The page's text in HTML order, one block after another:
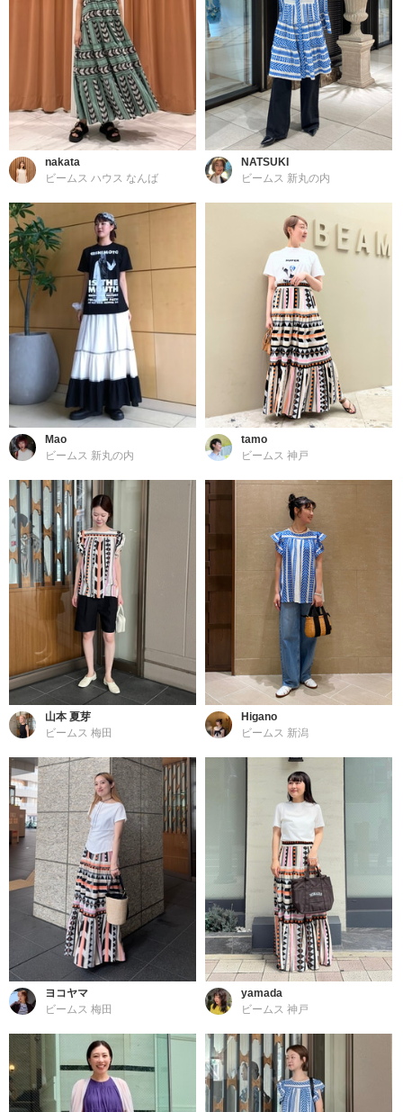
nakata
ビームス ハウス なんば
NATSUKI
ビームス 新丸の内
Mao
ビームス 新丸の内
tamo
ビームス 神戸
山本 夏芽
ビームス 梅田
Higano
ビームス 新潟
ヨコヤマ
ビームス 梅田
yamada
ビームス 神戸